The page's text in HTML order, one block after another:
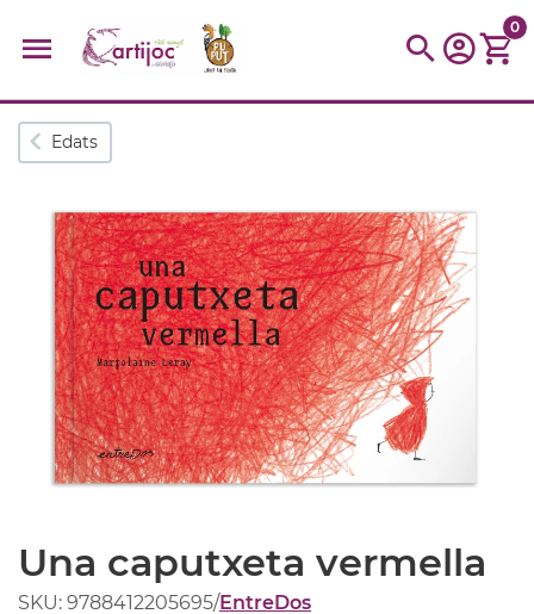
Cerques populars
camio
parquing tinkering kit
Cuina
viatge
0
Edats
Una caputxeta vermella
SKU: 9788412205695/EntreDos